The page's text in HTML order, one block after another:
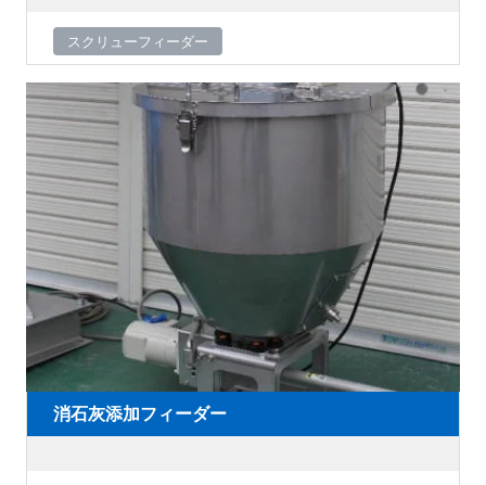
スクリューフィーダー
消石灰添加フィーダー